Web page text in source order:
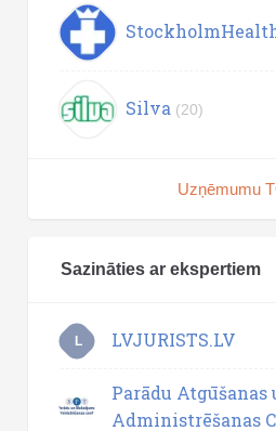
Silva (20)
Uzņēmumu
Sazināties ar ekspertiem
L LVJURISTS.LV
Parādu Atgūšanas
Administrēšanas